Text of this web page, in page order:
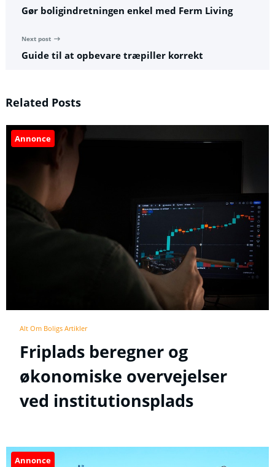
Gør boligindretningen enkel med Ferm Living
Next post
Guide til at opbevare træpiller korrekt
Related Posts
Annonce
Alt Om Boligs Artikler
Friplads beregner og
økonomiske overvejelser
ved institutionsplads
Annonce